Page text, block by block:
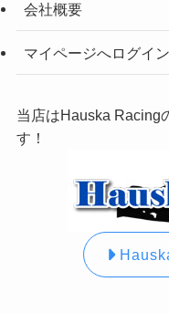
会社概要
マイページへログイン
当店はHauska Racing
す！